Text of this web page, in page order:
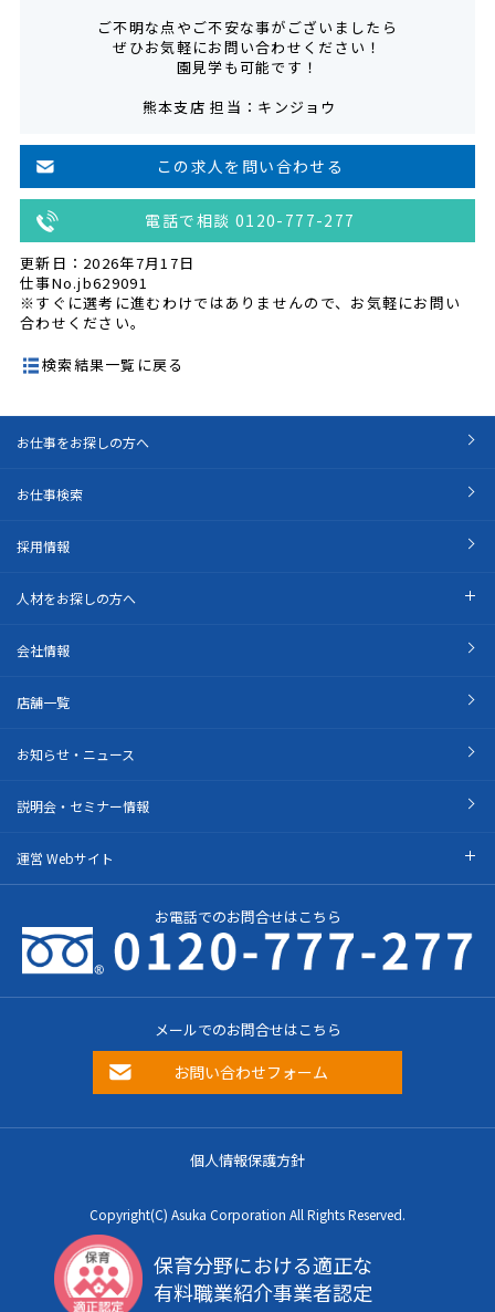
ご不明な点やご不安な事がございましたら
ぜひお気軽にお問い合わせください！
園見学も可能です！
熊本支店 担当：キンジョウ
この求人を問い合わせる
電話で相談 0120-777-277
更新日：2026年7月17日
仕事No.jb629091
※すぐに選考に進むわけではありませんので、お気軽にお問い
合わせください。
検索結果一覧に戻る
お仕事をお探しの方へ
お仕事検索
採用情報
人材をお探しの方へ
会社情報
店舗一覧
お知らせ・ニュース
説明会・セミナー情報
運営 Webサイト
お電話でのお問合せはこちら
メールでのお問合せはこちら
お問い合わせフォーム
個人情報保護方針
Copyright(C) Asuka Corporation All Rights Reserved.
保育分野における適正な
有料職業紹介事業者認定